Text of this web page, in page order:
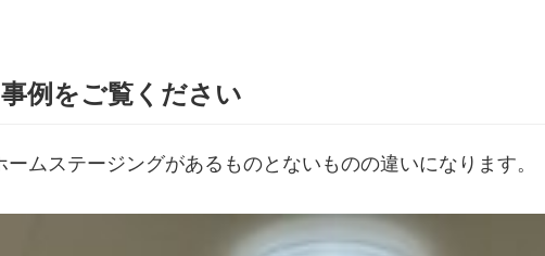
例をご覧ください
ムステージングがあるものとないものの違いになります。